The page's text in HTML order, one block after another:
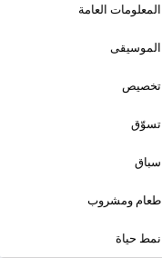
المعلومات العامة
الموسيقى
تخصيص
تسوّق
سباق
طعام ومشروب
نمط حياة